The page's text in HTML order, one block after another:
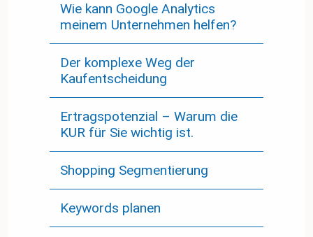
Wie kann Google Analytics
meinem Unternehmen helfen?
Der komplexe Weg der
Kaufentscheidung
Ertragspotenzial – Warum die
KUR für Sie wichtig ist.
Shopping Segmentierung
Keywords planen